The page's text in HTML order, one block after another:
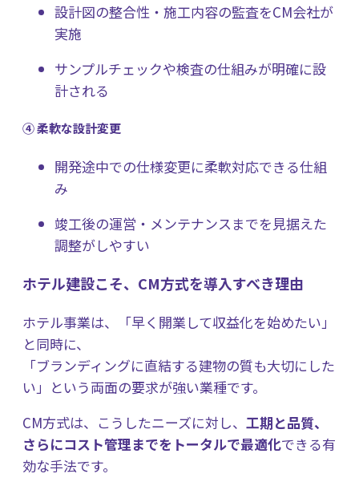
設計図の整合性・施工内容の監査をCM会社が
実施
サンプルチェックや検査の仕組みが明確に設
計される
④ 柔軟な設計変更
開発途中での仕様変更に柔軟対応できる仕組
み
竣工後の運営・メンテナンスまでを見据えた
調整がしやすい
ホテル建設こそ、CM方式を導入すべき理由
ホテル事業は、「早く開業して収益化を始めたい」
と同時に、
「ブランディングに直結する建物の質も大切にした
い」という両面の要求が強い業種です。
CM方式は、こうしたニーズに対し、 工期と品質、
さらにコスト管理までをトータルで最適化できる有
効な手法です。